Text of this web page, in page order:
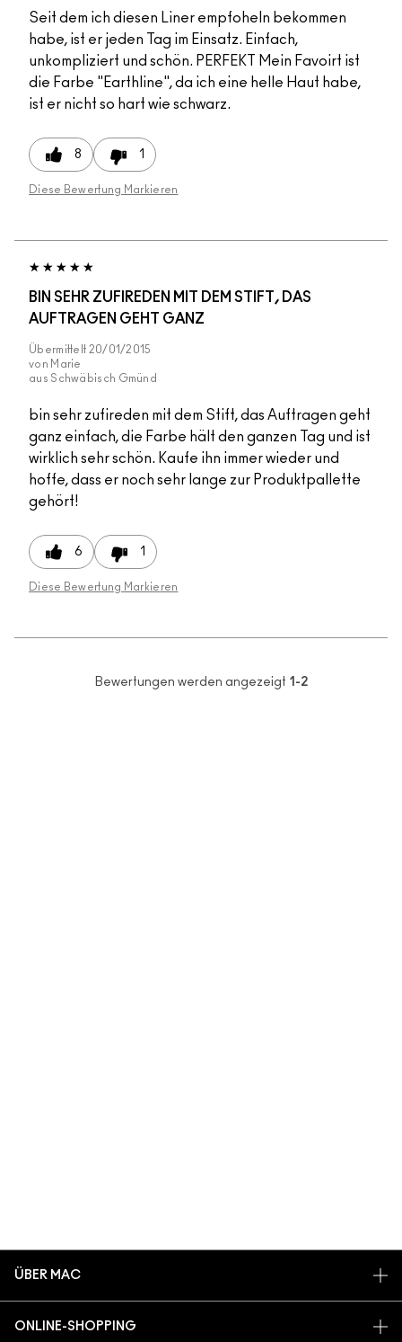
Seit dem ich diesen Liner empfoheln bekommen
habe, ist er jeden Tag im Einsatz. Einfach,
unkompliziert und schön. PERFEKT Mein Favoirt ist
die Farbe "Earthline", da ich eine helle Haut habe,
ist er nicht so hart wie schwarz.
8 1
Diese Bewertung Markieren
BIN SEHR ZUFIREDEN MIT DEM STIFT, DAS
AUFTRAGEN GEHT GANZ
Übermittelt 20/01/2015
von Marie
aus Schwäbisch Gmünd
bin sehr zufireden mit dem Stift, das Auftragen geht
ganz einfach, die Farbe hält den ganzen Tag und ist
wirklich sehr schön. Kaufe ihn immer wieder und
hoffe, dass er noch sehr lange zur Produktpallette
gehört!
6 1
Diese Bewertung Markieren
Bewertungen werden angezeigt 1-2
ÜBER MAC
ARTISTRY
ONLINE-SHOPPING